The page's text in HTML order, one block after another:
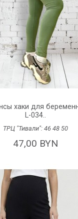
хаки для
L-034..
ТРЦ "Тивали": 46 48 50
47,00 BYN